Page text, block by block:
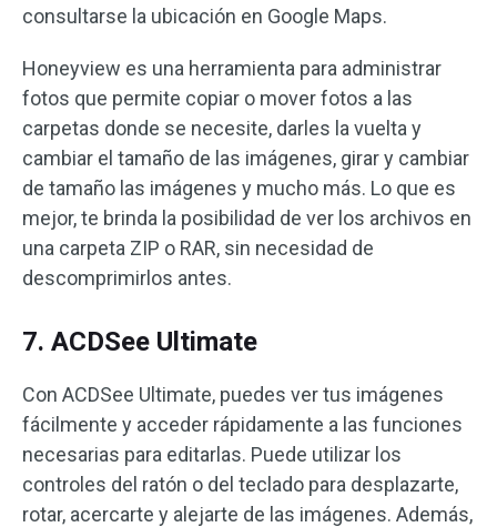
consultarse la ubicación en Google Maps.
Honeyview es una herramienta para administrar
fotos que permite copiar o mover fotos a las
carpetas donde se necesite, darles la vuelta y
cambiar el tamaño de las imágenes, girar y cambiar
de tamaño las imágenes y mucho más. Lo que es
mejor, te brinda la posibilidad de ver los archivos en
una carpeta ZIP o RAR, sin necesidad de
descomprimirlos antes.
7. ACDSee Ultimate
Con ACDSee Ultimate, puedes ver tus imágenes
fácilmente y acceder rápidamente a las funciones
necesarias para editarlas. Puede utilizar los
controles del ratón o del teclado para desplazarte,
rotar, acercarte y alejarte de las imágenes. Además,